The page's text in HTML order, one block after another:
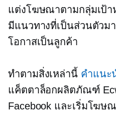
แต่งโฆษณาตามกลุ่มเป้
มีแนวทางที่เป็นส่วนตัวม
โอกาสเป็นลูกค้า
ทำตามสิ่งเหล่านี้ คำแนะ
แค็ตตาล็อกผลิตภัณฑ์
Facebook และเริ่มโฆษ